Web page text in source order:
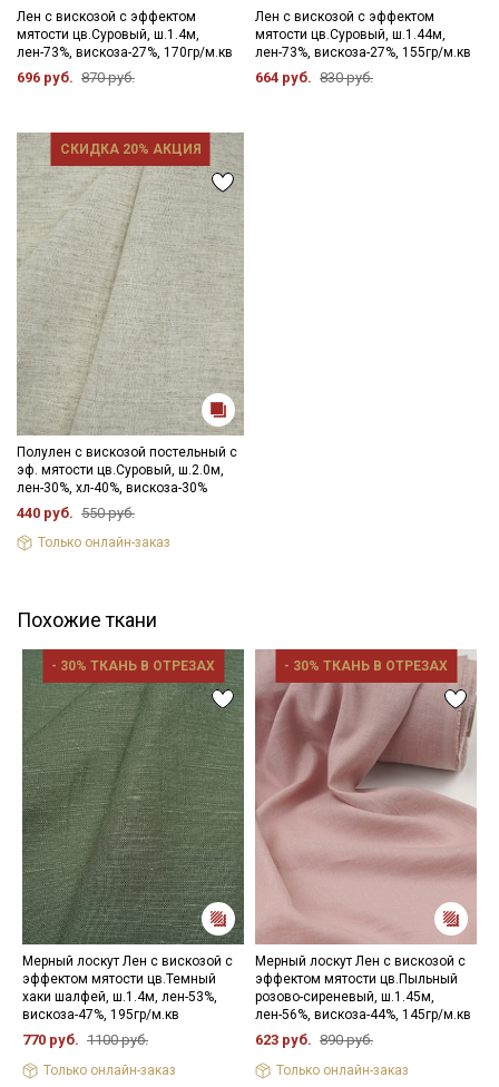
Лен с вискозой с эффектом
мятости цв.Суровый, ш.1.4м,
лен-73%, вискоза-27%, 170гр/м.кв
696 руб. 870 руб.
Лен с вискозой с эффектом
мятости цв.Суровый, ш.1.44м,
лен-73%, вискоза-27%, 155гр/м.кв
664 руб. 830 руб.
СКИДКА 20% АКЦИЯ
Полулен с вискозой постельный с
эф. мятости цв.Суровый, ш.2.0м,
лен-30%, хл-40%, вискоза-30%
440 руб. 550 руб.
Только онлайн-заказ
Похожие ткани
- 30% ТКАНЬ В ОТРЕЗАХ
Мерный лоскут Лен с вискозой с
эффектом мятости цв.Темный
хаки шалфей, ш.1.4м, лен-53%,
вискоза-47%, 195гр/м.кв
770 руб. 1100 руб.
Только онлайн-заказ
- 30% ТКАНЬ В ОТРЕЗАХ
Мерный лоскут Лен с вискозой с
эффектом мятости цв.Пыльный
розово-сиреневый, ш.1.45м,
лен-56%, вискоза-44%, 145гр/м.кв
623 руб. 890 руб.
Только онлайн-заказ